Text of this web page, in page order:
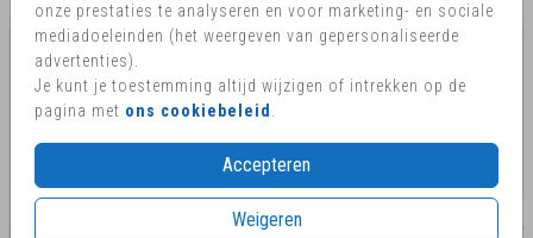
onze prestaties te analyseren en voor marketing- en sociale
mediadoeleinden (het weergeven van gepersonaliseerde
advertenties).
Je kunt je toestemming altijd wijzigen of intrekken op de
pagina met ons cookiebeleid
Accepteren
Weigeren